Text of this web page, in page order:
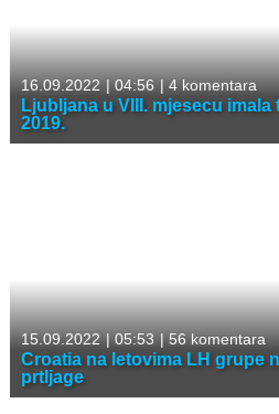
16.09.2022 |04:56 |4 komentara
Ljubljana u VIII. mjesecu imala
2019.
15.09.2022 |05:53 |56 komentara
Croatia na letovima LH grupe
prtljage